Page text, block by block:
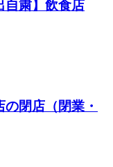
自粛】飲食店
閉店（閉業・